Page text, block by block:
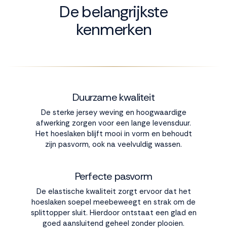
De belangrijkste
kenmerken
Duurzame kwaliteit
De sterke jersey weving en hoogwaardige
afwerking zorgen voor een lange levensduur.
Het hoeslaken blijft mooi in vorm en behoudt
zijn pasvorm, ook na veelvuldig wassen.
Perfecte pasvorm
De elastische kwaliteit zorgt ervoor dat het
hoeslaken soepel meebeweegt en strak om de
splittopper sluit. Hierdoor ontstaat een glad en
goed aansluitend geheel zonder plooien.